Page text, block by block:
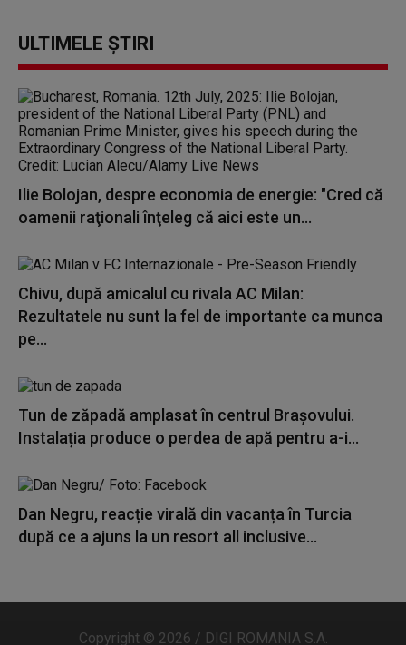
ULTIMELE ȘTIRI
Ilie Bolojan, despre economia de energie: "Cred că
oamenii raţionali înţeleg că aici este un...
Chivu, după amicalul cu rivala AC Milan:
Rezultatele nu sunt la fel de importante ca munca
pe...
Tun de zăpadă amplasat în centrul Brașovului.
Instalația produce o perdea de apă pentru a-i...
Dan Negru, reacție virală din vacanța în Turcia
după ce a ajuns la un resort all inclusive...
Copyright © 2026 / DIGI ROMANIA S.A.